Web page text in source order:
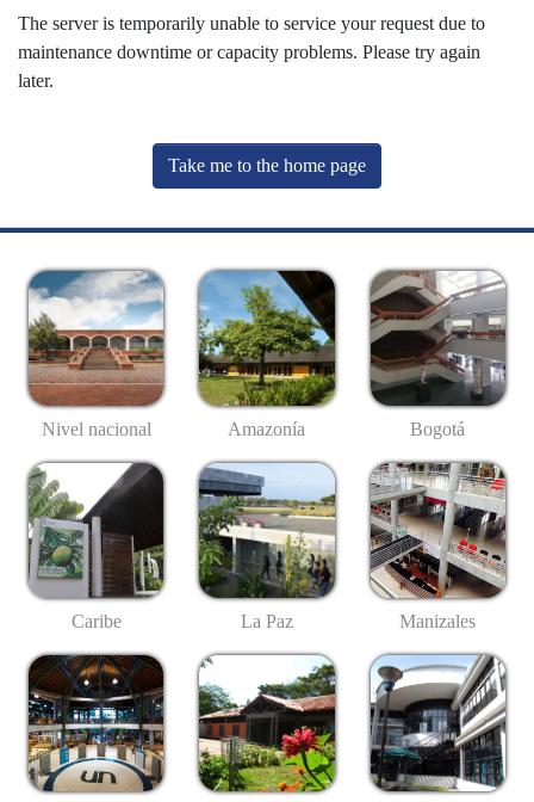
The server is temporarily unable to service your request due to
maintenance downtime or capacity problems. Please try again
later.
Take me to the home page
Nivel nacional Amazonía Bogotá
Caribe La Paz Manizales